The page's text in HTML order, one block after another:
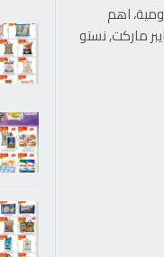
اهم
ماركت, نستو